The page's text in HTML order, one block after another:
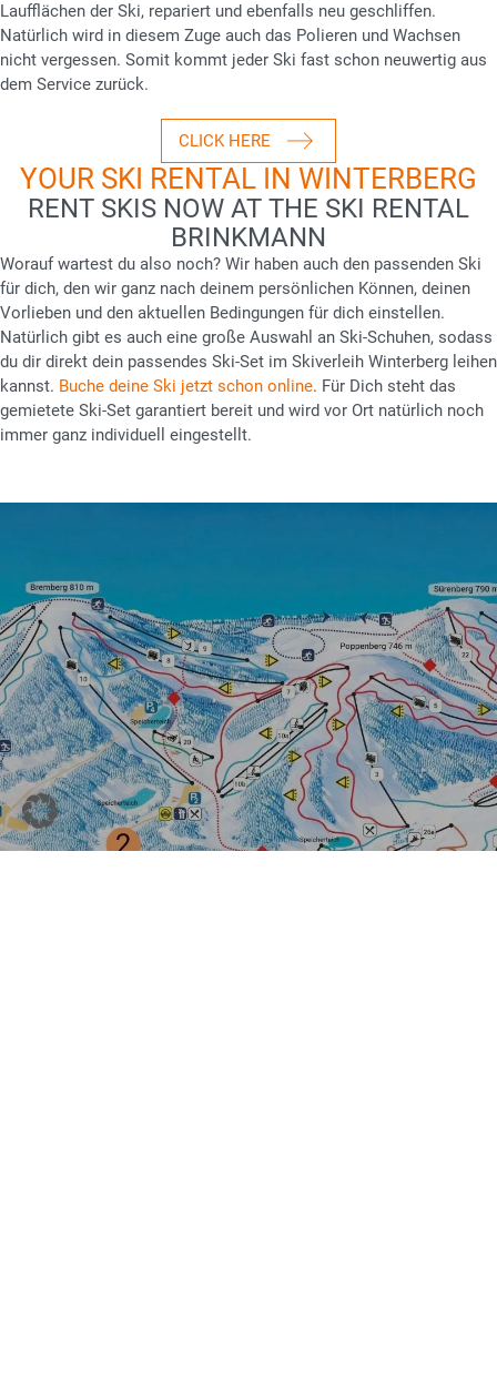
Laufflächen der Ski, repariert und ebenfalls neu geschliffen.
Natürlich wird in diesem Zuge auch das Polieren und Wachsen
nicht vergessen. Somit kommt jeder Ski fast schon neuwertig aus
dem Service zurück.
CLICK HERE
YOUR SKI RENTAL IN WINTERBERG
RENT SKIS NOW AT THE SKI RENTAL
BRINKMANN
Worauf wartest du also noch? Wir haben auch den passenden Ski
für dich, den wir ganz nach deinem persönlichen Können, deinen
Vorlieben und den aktuellen Bedingungen für dich einstellen.
Natürlich gibt es auch eine große Auswahl an Ski-Schuhen, sodass
du dir direkt dein passendes Ski-Set im Skiverleih Winterberg leihen
kannst. Buche deine Ski jetzt schon online. Für Dich steht das
gemietete Ski-Set garantiert bereit und wird vor Ort natürlich noch
immer ganz individuell eingestellt.
BOOK